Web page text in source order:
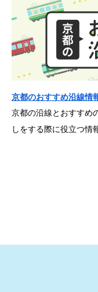
京都のおすすめ沿線情
京都の沿線とおすすめ
しをする際に役立つ情